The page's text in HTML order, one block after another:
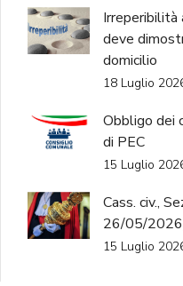
Irreperibilità
deve
domicilio
18 Luglio
Obbligo dei
di PEC
15 Luglio
Cass. civ.,
26/05/
15 Luglio